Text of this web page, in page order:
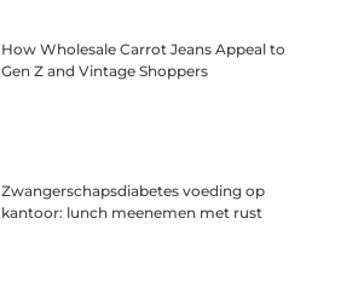
How Wholesale Carrot Jeans Appeal to
Gen Z and Vintage Shoppers
Zwangerschapsdiabetes voeding op
kantoor: lunch meenemen met rust